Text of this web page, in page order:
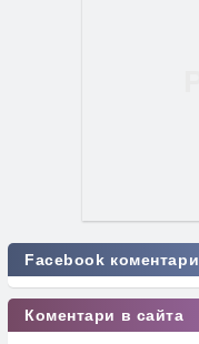
Facebook коментари
Коментари в сайта